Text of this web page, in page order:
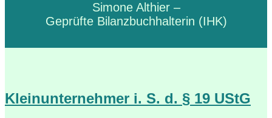
Simone Althier –
Geprüfte Bilanzbuchhalterin (IHK)
Kleinunternehmer i. S. d. § 19 UStG